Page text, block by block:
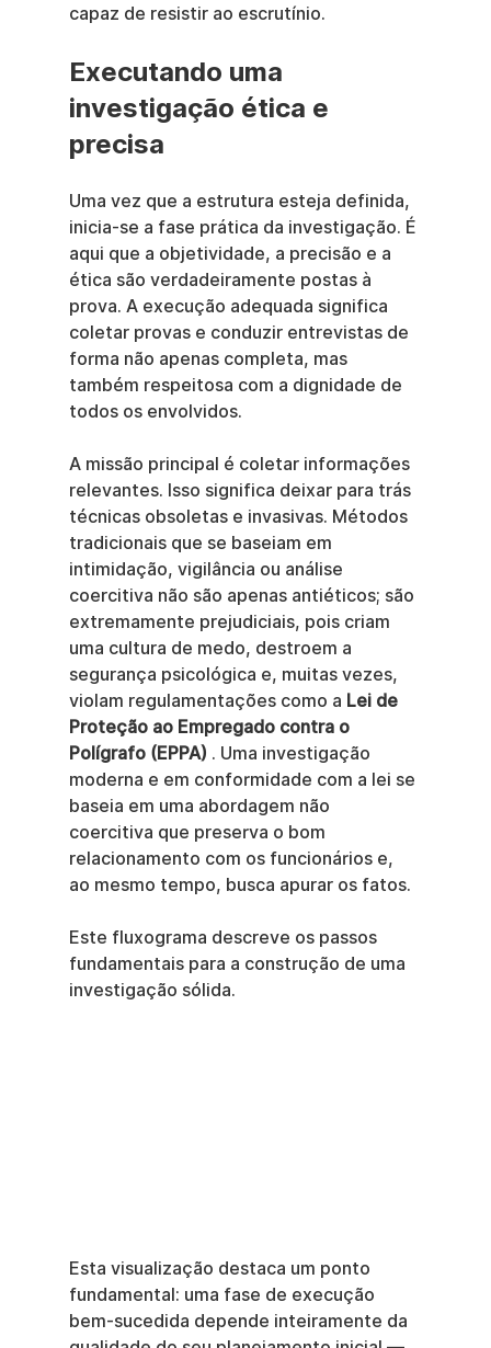
capaz de resistir ao escrutínio.
Executando uma
investigação ética e
precisa
Uma vez que a estrutura esteja definida,
inicia-se a fase prática da investigação. É
aqui que a objetividade, a precisão e a
ética são verdadeiramente postas à
prova. A execução adequada significa
coletar provas e conduzir entrevistas de
forma não apenas completa, mas
também respeitosa com a dignidade de
todos os envolvidos.
A missão principal é coletar informações
relevantes. Isso significa deixar para trás
técnicas obsoletas e invasivas. Métodos
tradicionais que se baseiam em
intimidação, vigilância ou análise
coercitiva não são apenas antiéticos; são
extremamente prejudiciais, pois criam
uma cultura de medo, destroem a
segurança psicológica e, muitas vezes,
violam regulamentações como a Lei de
Proteção ao Empregado contra o
Polígrafo (EPPA) . Uma investigação
moderna e em conformidade com a lei se
baseia em uma abordagem não
coercitiva que preserva o bom
relacionamento com os funcionários e,
ao mesmo tempo, busca apurar os fatos.
Este fluxograma descreve os passos
fundamentais para a construção de uma
investigação sólida.
Esta visualização destaca um ponto
fundamental: uma fase de execução
bem-sucedida depende inteiramente da